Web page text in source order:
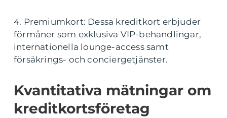
4. Premiumkort: Dessa kreditkort erbjuder
förmåner som exklusiva VIP-behandlingar,
internationella lounge-access samt
försäkrings- och conciergetjänster.
Kvantitativa mätningar om
kreditkortsföretag